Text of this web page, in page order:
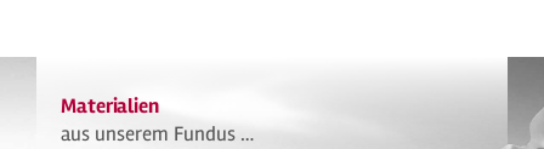
Materialien
aus unserem Fundus …